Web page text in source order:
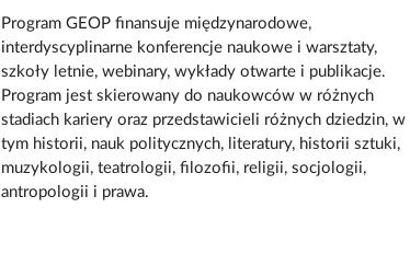
Program GEOP finansuje międzynarodowe,
interdyscyplinarne konferencje naukowe i warsztaty,
szkoły letnie, webinary, wykłady otwarte i publikacje.
Program jest skierowany do naukowców w różnych
stadiach kariery oraz przedstawicieli różnych dziedzin, w
tym historii, nauk politycznych, literatury, historii sztuki,
muzykologii, teatrologii, filozofii, religii, socjologii,
antropologii i prawa.